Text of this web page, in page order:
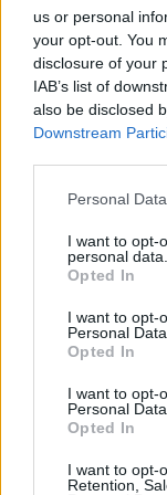
us or personal
your opt-out. You
disclosure of your
IAB’s list of
also be disclosed
Downstream
Personal
I want to opt-
personal data.
Opted In
I want to opt-
Personal Data.
Opted In
I want to opt-
Personal
Opted In
I want to opt-
Retention,
Vala e të nxehtit
Hungaria fik
dekorativ të
monumenteve
në Budapest për
Londra shpall
ndaj Moskës:
për 6 banka dhe
e naftës ruse
të fundit